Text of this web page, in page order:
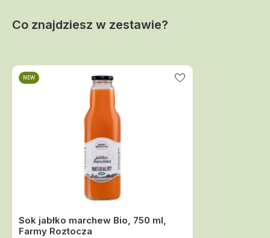
Co znajdziesz w zestawie?
NEW
Sok jabłko marchew Bio, 750 ml,
Farmy Roztocza